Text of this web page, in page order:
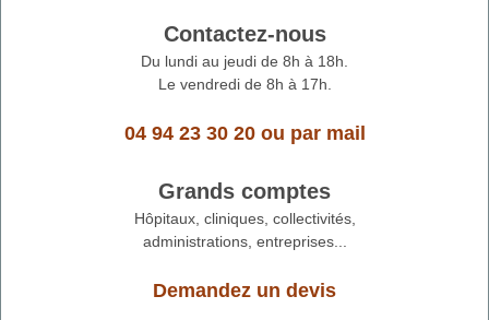
Contactez-nous
Du lundi au jeudi de 8h à 18h.
Le vendredi de 8h à 17h.
04 94 23 30 20ou par mail
Grands comptes
Hôpitaux, cliniques, collectivités,
administrations, entreprises...
Demandez un devis